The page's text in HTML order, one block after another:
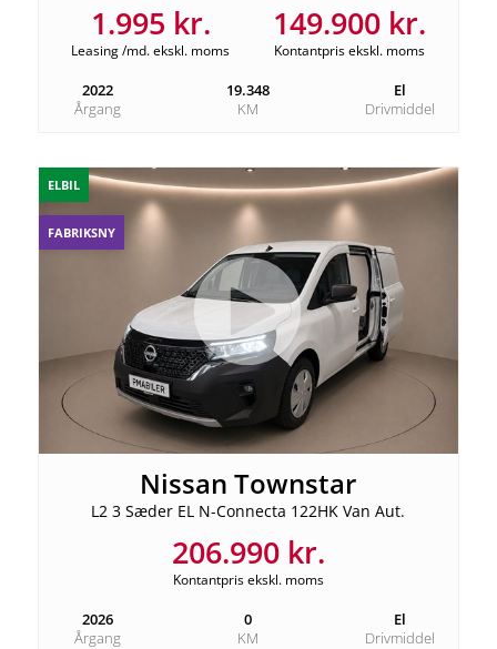
1.995 kr.
Leasing /md. ekskl. moms
149.900 kr.
Kontantpris ekskl. moms
2022
Årgang
19.348
KM
El
Drivmiddel
ELBIL
FABRIKSNY
Nissan Townstar
L2 3 Sæder EL N-Connecta 122HK Van Aut.
206.990 kr.
Kontantpris ekskl. moms
2026
Årgang
0
KM
El
Drivmiddel